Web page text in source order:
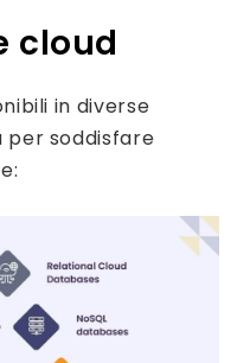
cloud
in diverse
soddisfare